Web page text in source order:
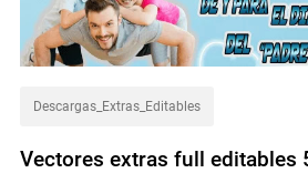
Descargas_Extras_Editables
Vectores extras full editables